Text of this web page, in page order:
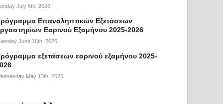
July 6th, 2026
Επαναληπτικών Εξετάσεων
Εαρινού Εξαμήνου 2025-2026
June 16th, 2026
εξετάσεων εαρινού εξαμήνου 2025-
May 13th, 2026